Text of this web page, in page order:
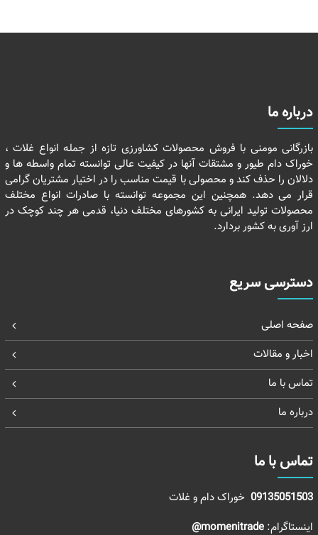
درباره ما
بازرگانی مومنی با فروش محصولات کشاورزی تازه از جمله انواع غلات ،
خوراک دام طیور و مشتقات آنها در کیفیت عالی توانسته تمام واسطه ها و
دلالان را حذف کند و محصولی با قیمت مناسب را در اختیار مشتریان گرامی
قرار می دهد. همچنین این مجموعه توانسته با صادرات انواع مختلف
محصولات تولید ایرانی به کشورهای مختلف دنیا، قدمی هر چند کوچک در
ارز آوری به کشور بردارد.
دسترسی سریع
صفحه اصلی
اخبار و مقالات
تماس با ما
درباره ما
تماس با ما
09135051503خوراک دام و غلات
اینستاگرام: momenitrade@